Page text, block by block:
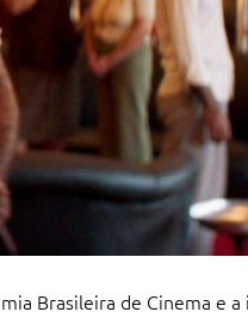
Brasileira de Cinema e a